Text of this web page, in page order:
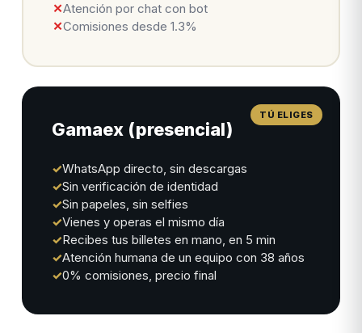
✕Atención por chat con bot
✕Comisiones desde 1.3%
Gamaex (presencial)
✓WhatsApp directo, sin descargas
✓Sin verificación de identidad
✓Sin papeles, sin selfies
✓Vienes y operas el mismo día
✓Recibes tus billetes en mano, en 5 min
✓Atención humana de un equipo con 38 años
✓0% comisiones, precio final